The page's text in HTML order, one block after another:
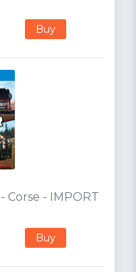
Buy
Corse - IMPORT
Buy